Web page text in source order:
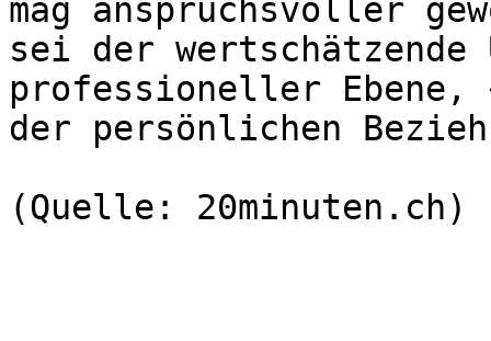
mag anspruchsvoller
sei der wertschätzende
professioneller Ebene,
der persönlichen